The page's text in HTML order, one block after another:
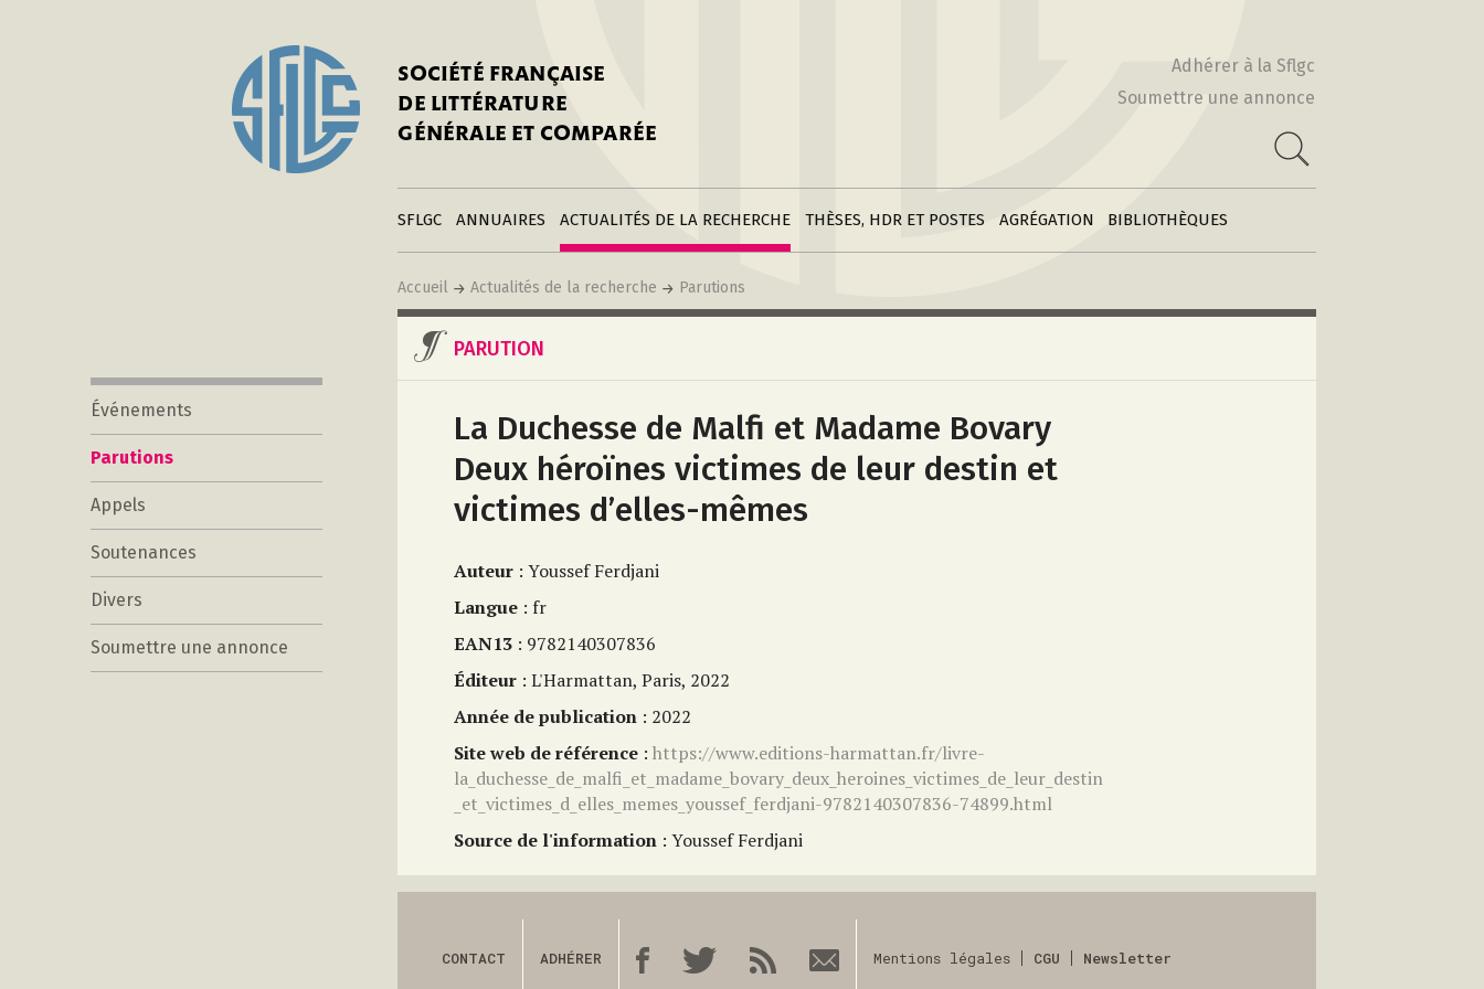
SOCIÉTÉ FRANÇAISE
DE LITTÉRATURE
GÉNÉRALE ET COMPARÉE
Adhérer à la Sflgc
Soumettre une annonce
SFLGC
Adhérer à la SFLGC
Publier sur ce site
LiensANNUAIRES
Créer une fiche
annuaire
Modifier sa fiche
annuaire
Créer une fiche
institutionACTUALITÉS DE LA RECHERCHE
Divers
Soumettre une
annonce
THÈSES, HDR ET POSTES
Postes AGRÉGATION
2006-2007 BIBLIOTHÈQUES
collectifs
Poétiques
feuilles
d’information
Accueil Actualités de la recherche Parutions
Événements
Parutions
Appels
Soutenances
Divers
Soumettre une annonce
PARUTION
La Duchesse de Malfi et Madame Bovary
Deux héroïnes victimes de leur destin et
victimes d’elles-mêmes
Auteur : Youssef Ferdjani
Langue : fr
EAN13 : 9782140307836
Éditeur : L'Harmattan, Paris, 2022
Année de publication : 2022
Site web de référence :https://www.editions-harmattan.fr/livre-
la_duchesse_de_malfi_et_madame_bovary_deux_heroines_victimes_de_leur_destin
_et_victimes_d_elles_memes_youssef_ferdjani-9782140307836-74899.html
Source de l'information : Youssef Ferdjani
CONTACT ADHÉRER Mentions légales CGU Newsletter